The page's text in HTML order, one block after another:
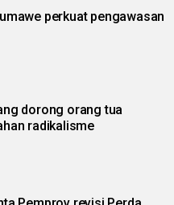
perkuat pengawasan
dorong orang tua
radikalisme